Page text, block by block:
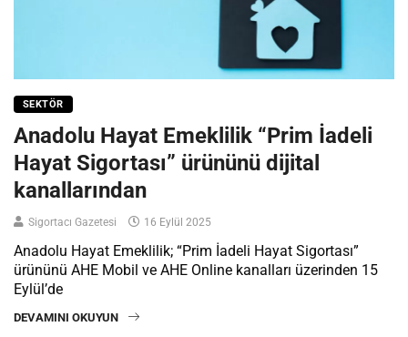
SEKTÖR
Anadolu Hayat Emeklilik “Prim İadeli
Hayat Sigortası” ürününü dijital
kanallarından
Sigortacı Gazetesi 16 Eylül 2025
Anadolu Hayat Emeklilik; “Prim İadeli Hayat Sigortası”
ürününü AHE Mobil ve AHE Online kanalları üzerinden 15
Eylül’de
DEVAMINI OKUYUN